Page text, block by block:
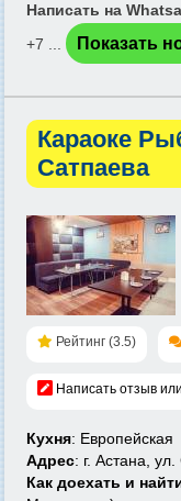
Написать на
+7 ...
Показать
Караоке
Сатпаева
Рейтинг (3.5)
Написать отзыв
Кухня: Европейская
Адрес: г. Астана,
Как доехать и